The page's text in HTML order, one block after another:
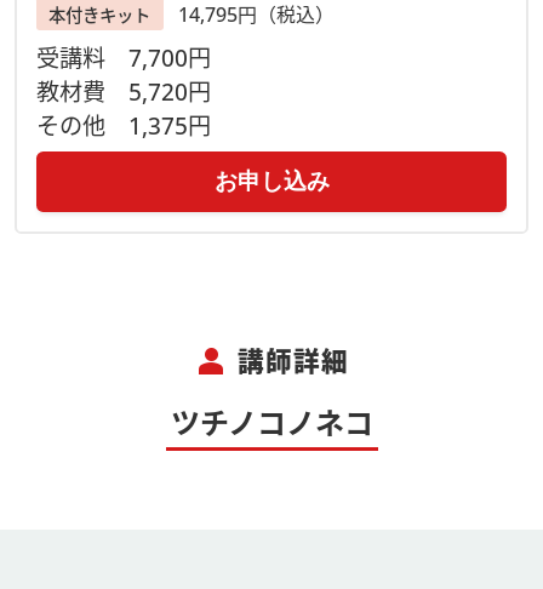
◆［事前にお届けするもの］をお受け取りになりましたら、同
梱の＂ご案内用紙＂をよく読み、材料キットの内容物が揃って
いるかご確認をお願い致します。
◆万が一、キット内容に不備があり交換が必要な場合は到着後
３日以内にご連絡ください。尚、不備のあったキットは不備内
容確認の為に着払いでご返送いただきます。ご了承ください。
【主催】
本付きキット 14,795円（税込）
受講料 7,700円
教材費 5,720円
その他 1,375円
お申し込み
person 講師詳細
ツチノコノネコ